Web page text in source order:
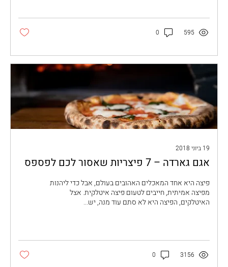
595
0
19 ביוני 2018
אגם גארדה – 7 פיצריות שאסור לכם לפספס
פיצה היא אחד המאכלים האהובים בעולם, אבל כדי ליהנות
מפיצה אמיתית, חייבים לטעום פיצה איטלקית. אצל
האיטלקים, הפיצה היא לא סתם עוד מנה, יש...
3156
0